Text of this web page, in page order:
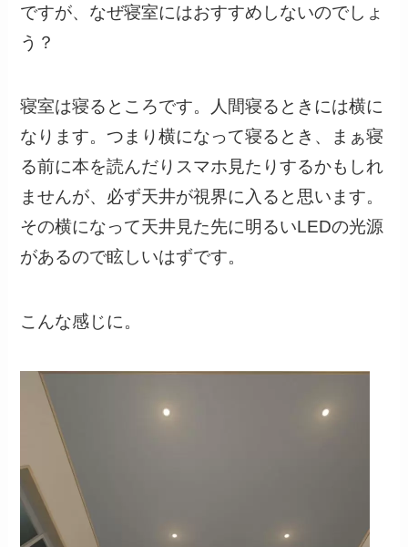
ですが、なぜ寝室にはおすすめしないのでしょ
う？
寝室は寝るところです。人間寝るときには横に
なります。つまり横になって寝るとき、まぁ寝
る前に本を読んだりスマホ見たりするかもしれ
ませんが、必ず天井が視界に入ると思います。
その横になって天井見た先に明るいLEDの光源
があるので眩しいはずです。
こんな感じに。